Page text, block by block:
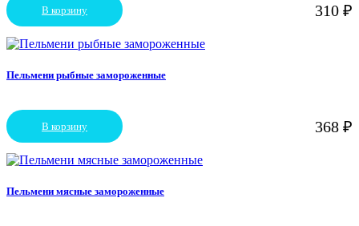
310 ₽
В корзину
Пельмени рыбные замороженные
368 ₽
В корзину
Пельмени мясные замороженные